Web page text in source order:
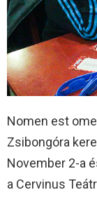
Nomen est
Zsibongóra
November 2-a
a Cervinus